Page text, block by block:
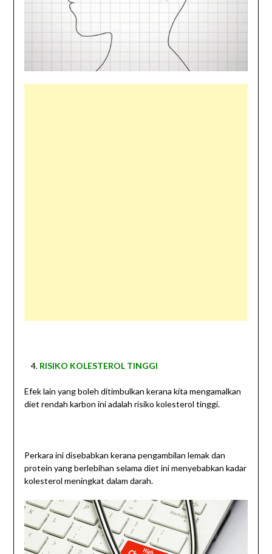
RISIKO KOLESTEROL TINGGI
Efek lain yang boleh ditimbulkan kerana kita mengamalkan
diet rendah karbon ini adalah risiko kolesterol tinggi.
Perkara ini disebabkan kerana pengambilan lemak dan
protein yang berlebihan selama diet ini menyebabkan kadar
kolesterol meningkat dalam darah.